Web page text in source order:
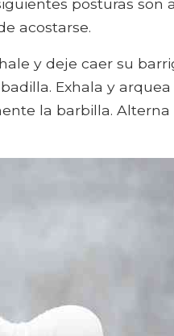
posturas son
acostarse.
y deje caer su
Exhala y
la barbilla. Alterna